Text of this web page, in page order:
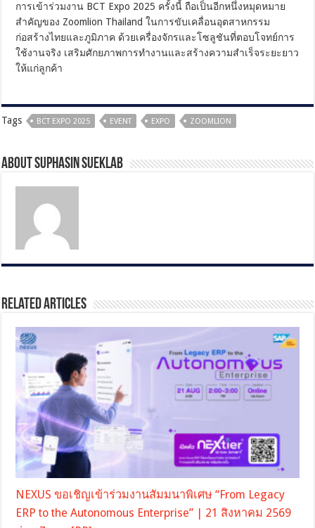
การเข้าร่วมงาน BCT Expo 2025 ครั้งนี้ ถือเป็นอีกหนึ่งหมุดหมาย
สำคัญของ Zoomlion Thailand ในการขับเคลื่อนอุตสาหกรรม
ก่อสร้างไทยและภูมิภาค ด้วยเครื่องจักรและโซลูชันที่ตอบโจทย์การ
ใช้งานจริง เสริมศักยภาพการทำงานและสร้างความสำเร็จระยะยาว
ให้แก่ลูกค้า
Tags BCT EXPO 2025 EVENT EXPO ZOOMLION
About Suphasin Sueklab
Related Articles
NEXUS ขอเชิญเข้าร่วมงานสัมมนาพิเศษ “From Legacy
ERP to the Autonomous Enterprise” | 21 สิงหาคม 2569